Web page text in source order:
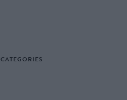
CATEGORIES